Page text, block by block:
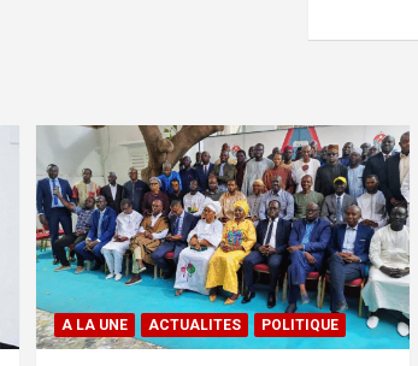
A LA UNE ACTUALITES POLITIQUE